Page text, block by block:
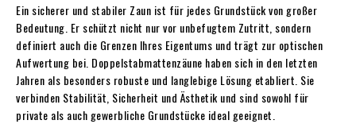
Ein sicherer und stabiler Zaun ist für jedes Grundstück von großer
Bedeutung. Er schützt nicht nur vor unbefugtem Zutritt, sondern
definiert auch die Grenzen Ihres Eigentums und trägt zur optischen
Aufwertung bei. Doppelstabmattenzäune haben sich in den letzten
Jahren als besonders robuste und langlebige Lösung etabliert. Sie
verbinden Stabilität, Sicherheit und Ästhetik und sind sowohl für
private als auch gewerbliche Grundstücke ideal geeignet.